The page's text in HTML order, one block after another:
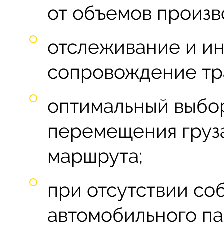
от объемов
отслеживание и
сопровождение
оптимальный
перемещения
маршрута;
при отсутствии
автомобильного